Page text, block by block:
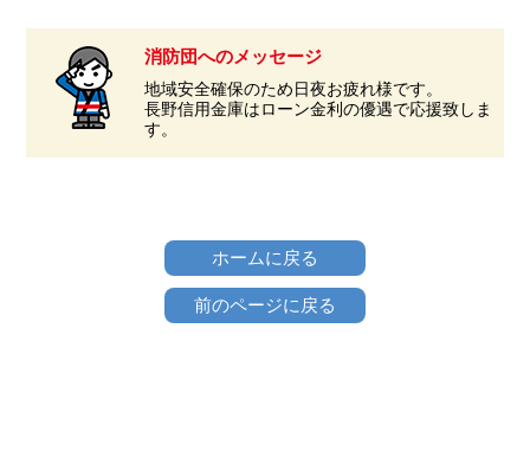
消防団へのメッセージ
地域安全確保のため日夜お疲れ様です。
長野信用金庫はローン金利の優遇で応援致しま
す。
ホームに戻る
前のページに戻る